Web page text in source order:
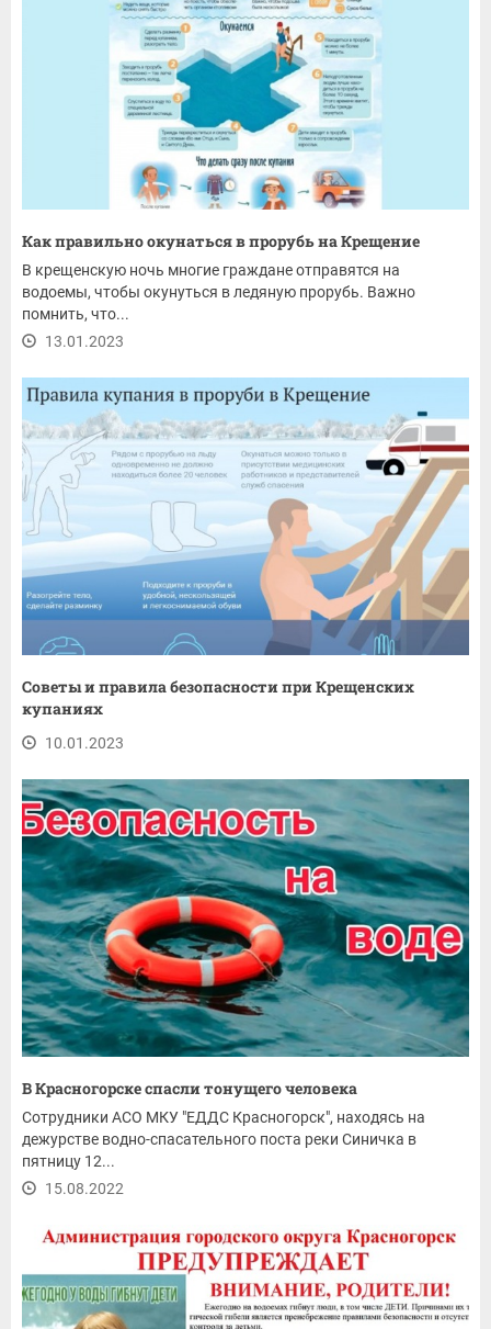
Как правильно окунаться в прорубь на Крещение
В крещенскую ночь многие граждане отправятся на
водоемы, чтобы окунуться в ледяную прорубь. Важно
помнить, что...
13.01.2023
Советы и правила безопасности при Крещенских
купаниях
10.01.2023
В Красногорске спасли тонущего человека
Сотрудники АСО МКУ "ЕДДС Красногорск", находясь на
дежурстве водно-спасательного поста реки Синичка в
пятницу 12...
15.08.2022